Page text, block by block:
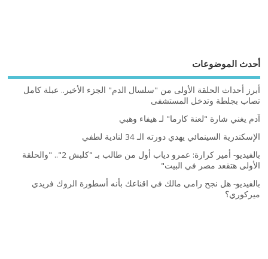
أحدث الموضوعات
أبرز أحداث الحلقة الأولى من "سلسال الدم" الجزء الأخير.. عبلة كامل
تصاب بجلطة وتدخل المستشفى
آدم يغني شارة "لعنة كارما" لـ هيفاء وهبي
الإسكندرية السينمائي يهدي دورته الـ 34 لنادية لطفي
بالفيديو- أمير كرارة: عمرو دياب أول من طالب بـ "كلبش 2".. "والحلقة
الأولى هتقعد مصر في البيت"
بالفيديو- هل نجح رامي مالك في اقناعك بأنه أسطورة الروك فريدي
ميركوري؟